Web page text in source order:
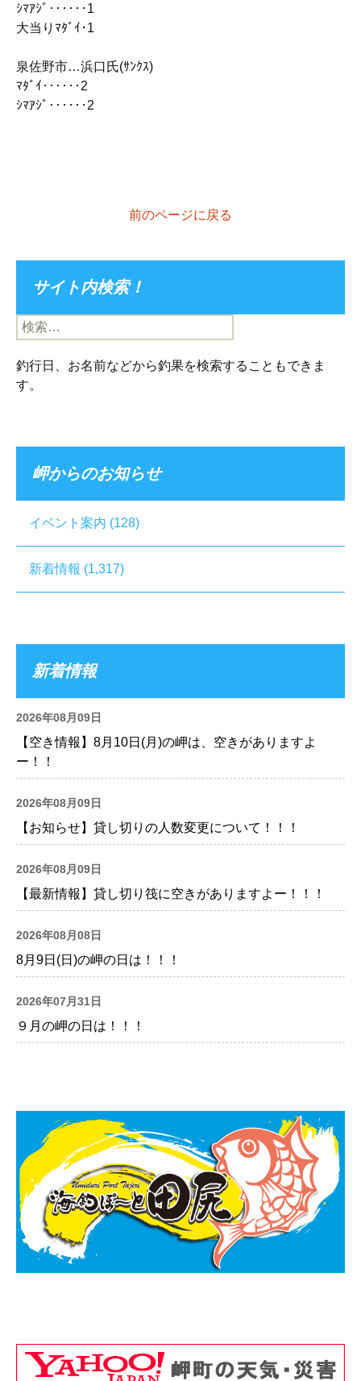
ｼﾏｱｼﾞ‥‥‥1
大当りﾏﾀﾞｲ･1
泉佐野市…浜口氏(ｻﾝｸｽ)
ﾏﾀﾞｲ‥‥‥2
ｼﾏｱｼﾞ‥‥‥2
前のページに戻る
サイト内検索！
検
索:
釣行日、お名前などから釣果を検索することもできま
す。
岬からのお知らせ
イベント案内 (128)
新着情報 (1,317)
新着情報
2026年08月09日
【空き情報】8月10日(月)の岬は、空きがありますよ
ー！！
2026年08月09日
【お知らせ】貸し切りの人数変更について！！！
2026年08月09日
【最新情報】貸し切り筏に空きがありますよー！！！
2026年08月08日
8月9日(日)の岬の日は！！！
2026年07月31日
９月の岬の日は！！！